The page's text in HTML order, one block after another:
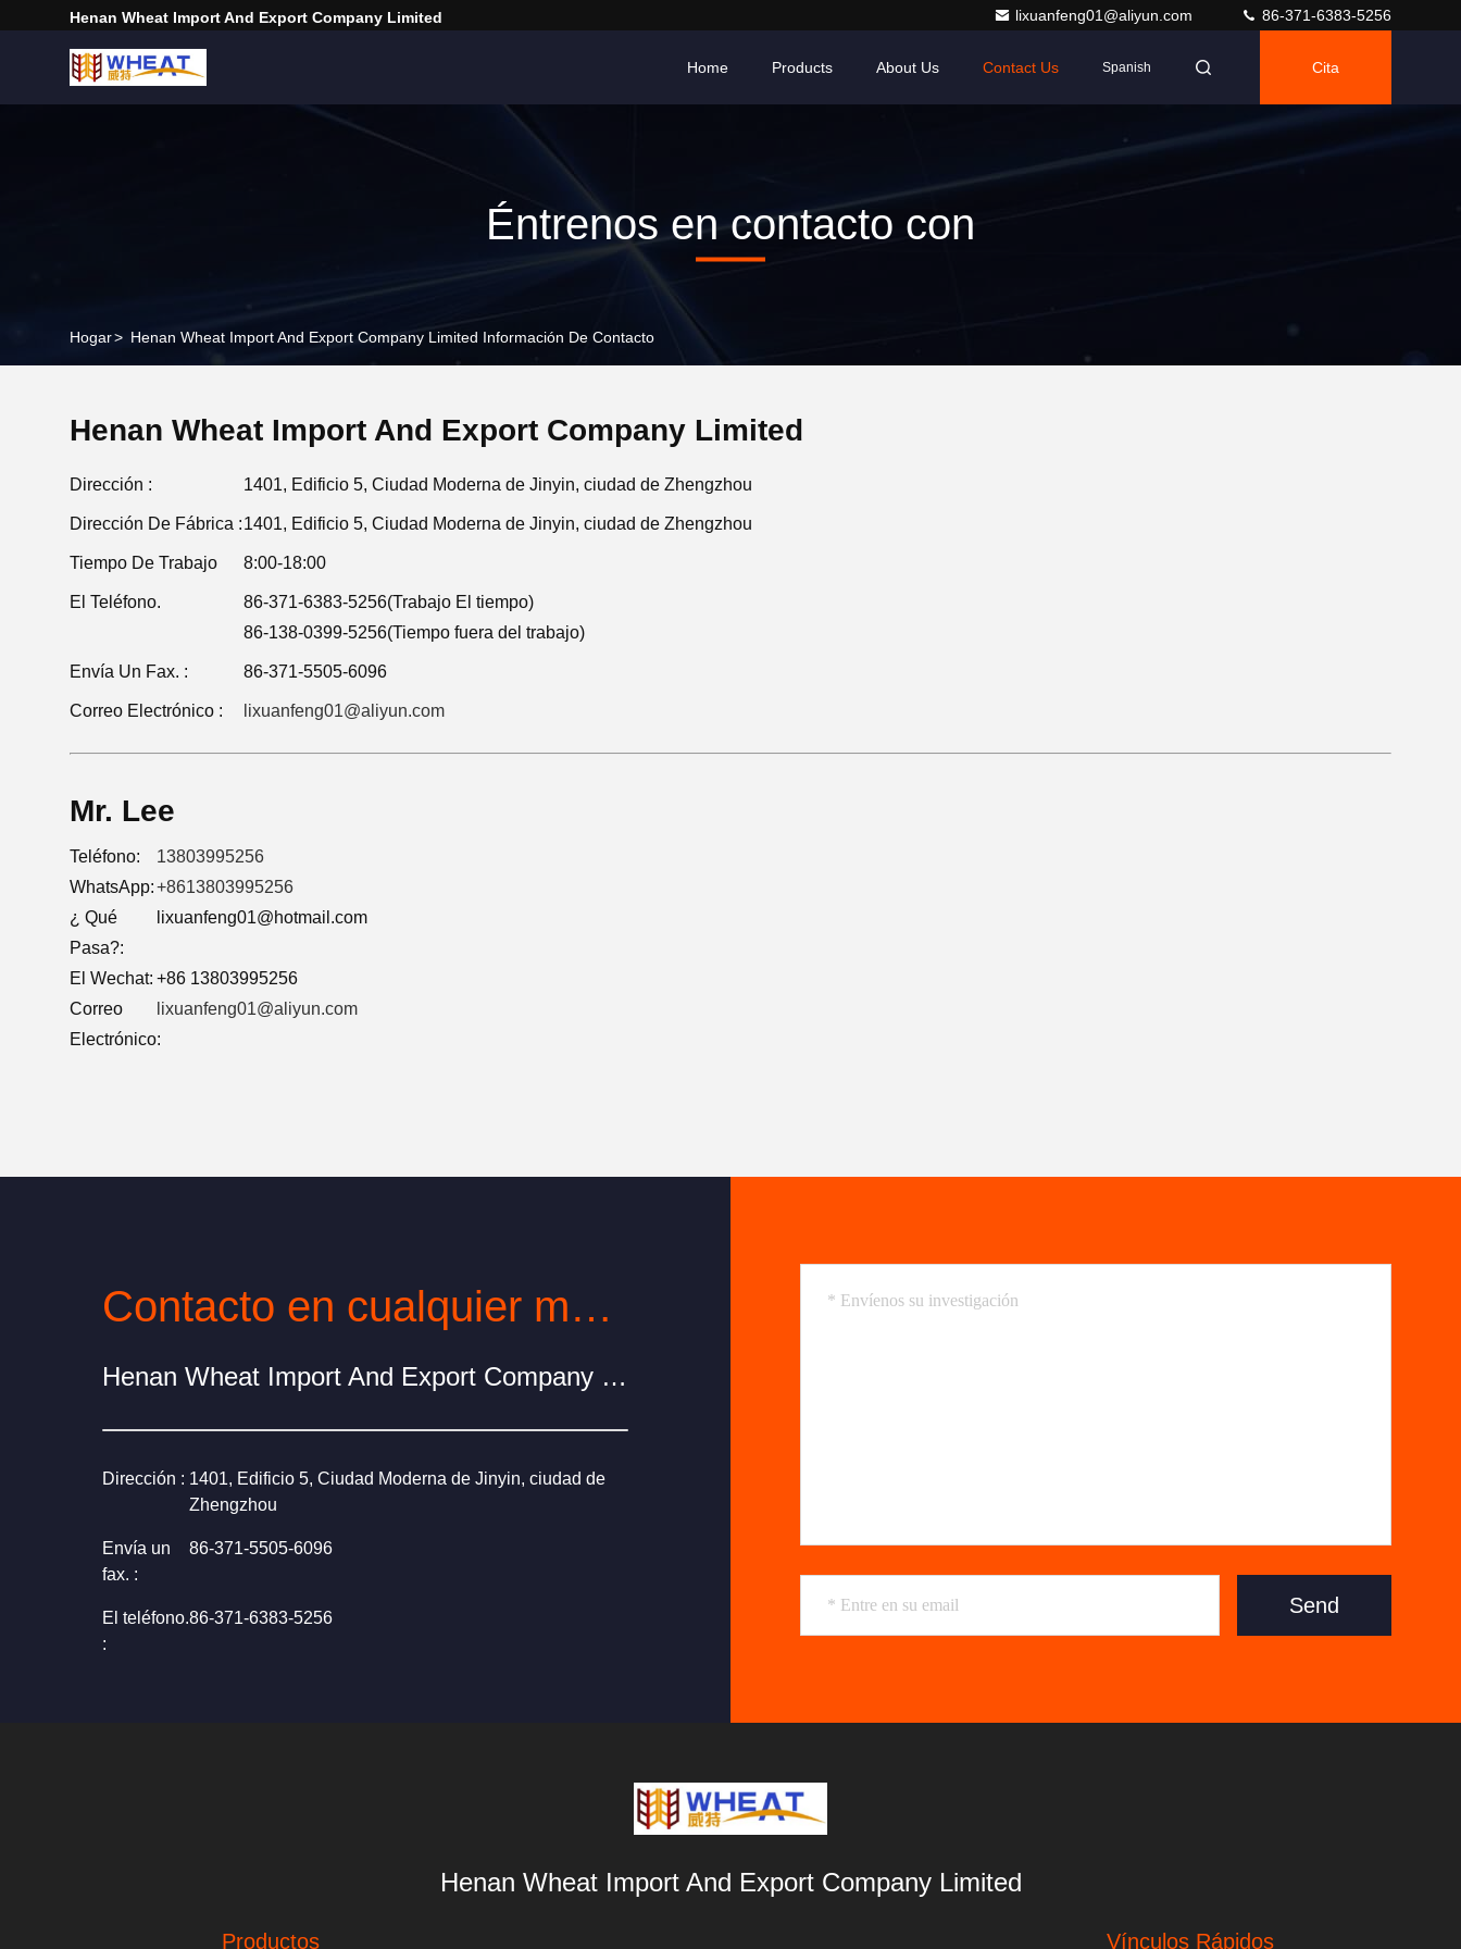
Henan Wheat Import And Export Company Limited lixuanfeng01@aliyun.com 86-371-6383-5256
Home Products About Us Contact Us Spanish Cita
Éntrenos en contacto con
Hogar> Henan Wheat Import And Export Company Limited Información De Contacto
Henan Wheat Import And Export Company Limited
Dirección : 1401, Edificio 5, Ciudad Moderna de Jinyin, ciudad de Zhengzhou
Dirección De Fábrica :1401, Edificio 5, Ciudad Moderna de Jinyin, ciudad de Zhengzhou
Tiempo De Trabajo 8:00-18:00
El Teléfono.
86-371-6383-5256(Trabajo El tiempo)
86-138-0399-5256(Tiempo fuera del trabajo)
Envía Un Fax. : 86-371-5505-6096
Correo Electrónico : lixuanfeng01@aliyun.com
Mr. Lee
Teléfono:
13803995256
WhatsApp:+8613803995256
¿ Qué
Pasa?:
lixuanfeng01@hotmail.com
El Wechat: +86 13803995256
Correo
Electrónico:
lixuanfeng01@aliyun.com
Contacto en cualquier momento
Henan Wheat Import And Export Company Limited
Dirección : 1401, Edificio 5, Ciudad Moderna de Jinyin, ciudad de
Zhengzhou
Envía un
fax. :
86-371-5505-6096
El teléfono.
:
86-371-6383-5256
Send
Henan Wheat Import And Export Company Limited
Productos Vínculos Rápidos